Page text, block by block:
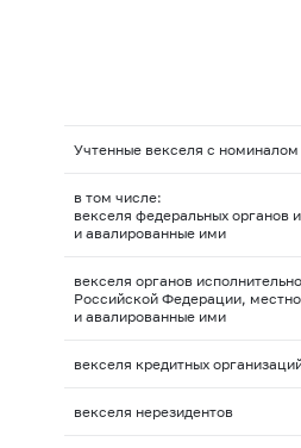
Учтенные векселя с номиналом
в том числе:
векселя федеральных органов
и авалированные ими
векселя органов
Российской Федерации,
и авалированные ими
векселя кредитных
векселя нерезидентов